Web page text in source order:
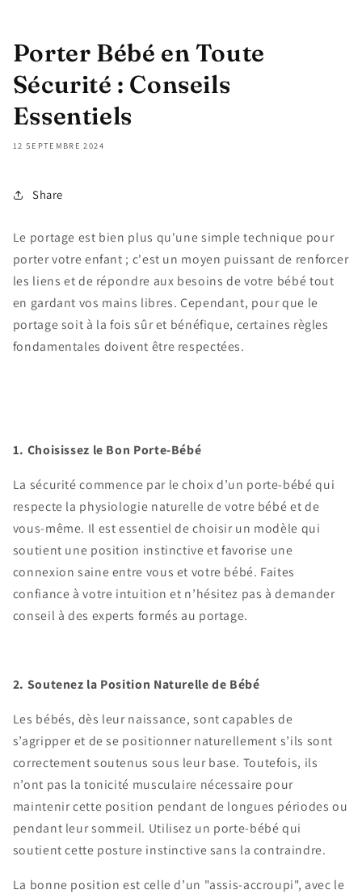
Porter Bébé en Toute
Sécurité : Conseils
Essentiels
12 SEPTEMBRE 2024
Share
Le portage est bien plus qu'une simple technique pour
porter votre enfant ; c'est un moyen puissant de renforcer
les liens et de répondre aux besoins de votre bébé tout
en gardant vos mains libres. Cependant, pour que le
portage soit à la fois sûr et bénéfique, certaines règles
fondamentales doivent être respectées.
1. Choisissez le Bon Porte-Bébé
La sécurité commence par le choix d’un porte-bébé qui
respecte la physiologie naturelle de votre bébé et de
vous-même. Il est essentiel de choisir un modèle qui
soutient une position instinctive et favorise une
connexion saine entre vous et votre bébé. Faites
confiance à votre intuition et n’hésitez pas à demander
conseil à des experts formés au portage.
2. Soutenez la Position Naturelle de Bébé
Les bébés, dès leur naissance, sont capables de
s’agripper et de se positionner naturellement s’ils sont
correctement soutenus sous leur base. Toutefois, ils
n’ont pas la tonicité musculaire nécessaire pour
maintenir cette position pendant de longues périodes ou
pendant leur sommeil. Utilisez un porte-bébé qui
soutient cette posture instinctive sans la contraindre.
La bonne position est celle d’un "assis-accroupi", avec le